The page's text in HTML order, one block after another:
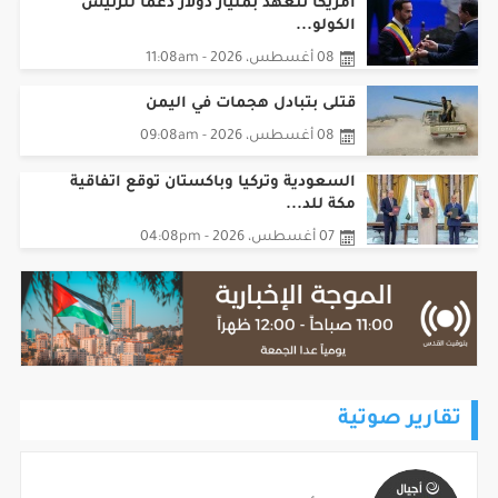
أمريكا تتعهد بمليار دولار دعماً للرئيس
الكولو...
08 أغسطس، 2026 - 11:08am
قتلى بتبادل هجمات في اليمن
08 أغسطس، 2026 - 09:08am
السعودية وتركيا وباكستان توقع اتفاقية
مكة للد...
07 أغسطس، 2026 - 04:08pm
تقارير صوتية